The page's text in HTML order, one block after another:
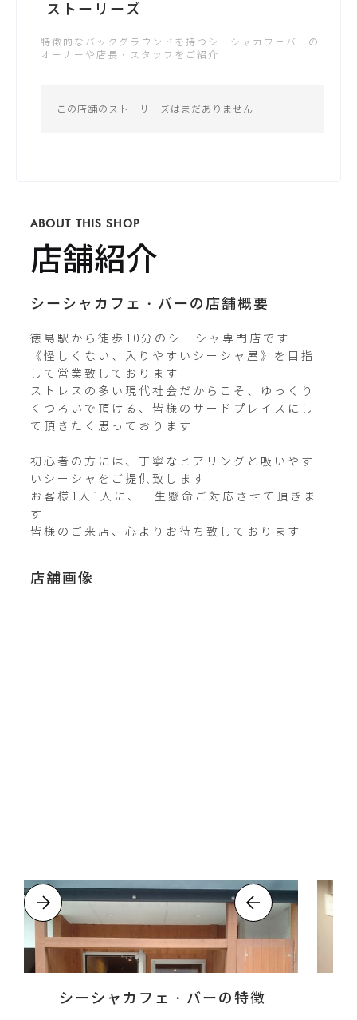
木：14:00 - 2:00
土：14:00 - 2:00
日：14:00 - 2:00
ストーリーズ
特徴的なバックグラウンドを持つシーシャカフェバーの
オーナーや店長・スタッフをご紹介
この店舗のストーリーズはまだありません
ABOUT THIS SHOP
店舗紹介
シーシャカフェ・バーの店舗概要
徳島駅から徒歩10分のシーシャ専門店です
《怪しくない、入りやすいシーシャ屋》を目指
して営業致しております
ストレスの多い現代社会だからこそ、ゆっくり
くつろいで頂ける、皆様のサードプレイスにし
て頂きたく思っております
初心者の方には、丁寧なヒアリングと吸いやす
いシーシャをご提供致します
お客様1人1人に、一生懸命ご対応させて頂きま
す
皆様のご来店、心よりお待ち致しております
店舗画像
シーシャカフェ・バーの特徴